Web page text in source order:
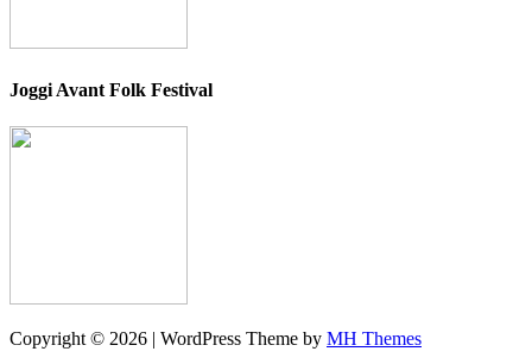
Joggi Avant Folk Festival
Copyright © 2026 | WordPress Theme by MH Themes